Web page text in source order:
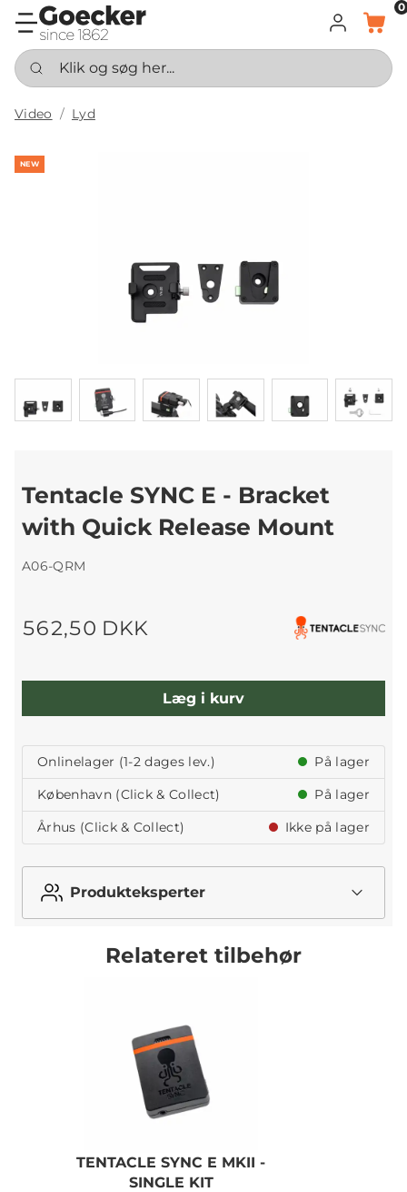
LOG INDKURV
0
Klik og søg her...
Video Lyd
NEW
Tentacle SYNC E - Bracket
with Quick Release Mount
A06-QRM
562,50 DKK
Læg i kurv
Onlinelager (1-2 dages lev.)
På lager
København (Click & Collect)
På lager
Århus (Click & Collect)
Ikke på lager
Produkteksperter
Relateret tilbehør
TENTACLE SYNC E MKII -
SINGLE KIT